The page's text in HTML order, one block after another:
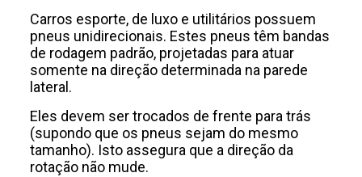
Carros esporte, de luxo e utilitários possuem
pneus unidirecionais. Estes pneus têm bandas
de rodagem padrão, projetadas para atuar
somente na direção determinada na parede
lateral.
Eles devem ser trocados de frente para trás
(supondo que os pneus sejam do mesmo
tamanho). Isto assegura que a direção da
rotação não mude.